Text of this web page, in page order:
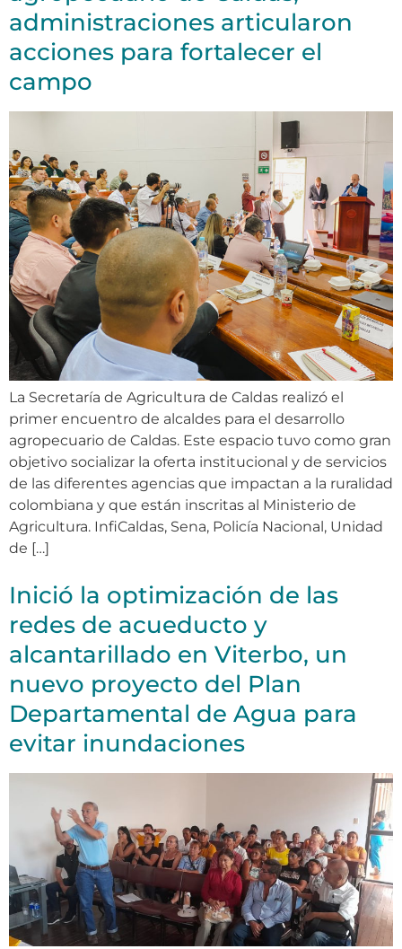
administraciones articularon
acciones para fortalecer el
campo
La Secretaría de Agricultura de Caldas realizó el
primer encuentro de alcaldes para el desarrollo
agropecuario de Caldas. Este espacio tuvo como gran
objetivo socializar la oferta institucional y de servicios
de las diferentes agencias que impactan a la ruralidad
colombiana y que están inscritas al Ministerio de
Agricultura. InfiCaldas, Sena, Policía Nacional, Unidad
de […]
Inició la optimización de las
redes de acueducto y
alcantarillado en Viterbo, un
nuevo proyecto del Plan
Departamental de Agua para
evitar inundaciones